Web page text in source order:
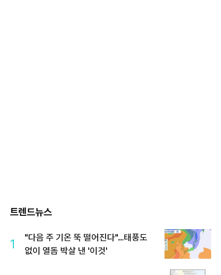
트렌드뉴스
1
"다음 주 기온 뚝 떨어진다"…태풍도
없이 열돔 박살 낸 '이것'